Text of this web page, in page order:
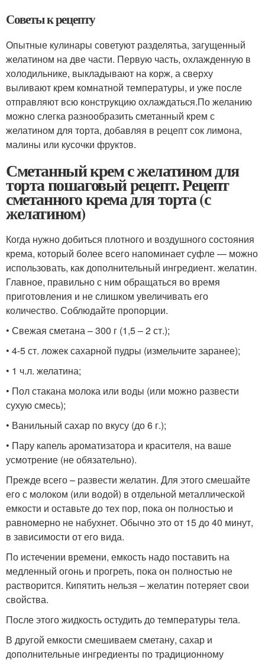
Советы к рецепту
Опытные кулинары советуют разделятьа, загущенный
желатином на две части. Первую часть, охлажденную в
холодильнике, выкладывают на корж, а сверху
выливают крем комнатной температуры, и уже после
отправляют всю конструкцию охлаждаться.По желанию
можно слегка разнообразить сметанный крем с
желатином для торта, добавляя в рецепт сок лимона,
малины или кусочки фруктов.
Сметанный крем с желатином для
торта пошаговый рецепт. Рецепт
сметанного крема для торта (с
желатином)
Когда нужно добиться плотного и воздушного состояния
крема, который более всего напоминает суфле — можно
использовать, как дополнительный ингредиент. желатин.
Главное, правильно с ним обращаться во время
приготовления и не слишком увеличивать его
количество. Соблюдайте пропорции.
• Свежая сметана – 300 г (1,5 – 2 ст.);
• 4-5 ст. ложек сахарной пудры (измельчите заранее);
• 1 ч.л. желатина;
• Пол стакана молока или воды (или можно развести
сухую смесь);
• Ванильный сахар по вкусу (до 6 г.);
• Пару капель ароматизатора и красителя, на ваше
усмотрение (не обязательно).
Прежде всего – развести желатин. Для этого смешайте
его с молоком (или водой) в отдельной металлической
емкости и оставьте до тех пор, пока он полностью и
равномерно не набухнет. Обычно это от 15 до 40 минут,
в зависимости от его вида.
По истечении времени, емкость надо поставить на
медленный огонь и прогреть, пока он полностью не
растворится. Кипятить нельзя – желатин потеряет свои
свойства.
После этого жидкость остудить до температуры тела.
В другой емкости смешиваем сметану, сахар и
дополнительные ингредиенты по традиционному